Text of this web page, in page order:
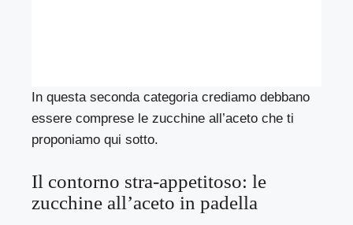
In questa seconda categoria crediamo debbano
essere comprese le zucchine all’aceto che ti
proponiamo qui sotto.
Il contorno stra-appetitoso: le
zucchine all’aceto in padella